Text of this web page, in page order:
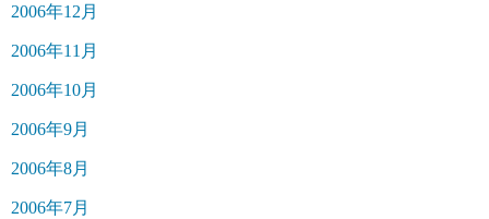
2006年12月
2006年11月
2006年10月
2006年9月
2006年8月
2006年7月